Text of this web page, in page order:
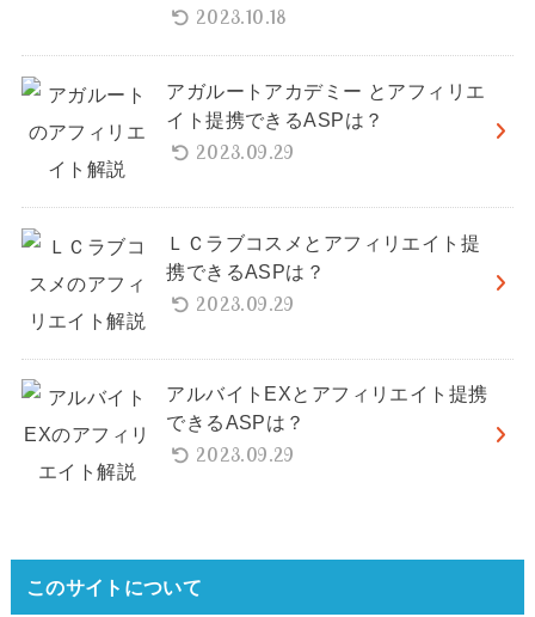
2023.10.18
アガルートアカデミー とアフィリエ
イト提携できるASPは？
2023.09.29
ＬＣラブコスメとアフィリエイト提
携できるASPは？
2023.09.29
アルバイトEXとアフィリエイト提携
できるASPは？
2023.09.29
このサイトについて